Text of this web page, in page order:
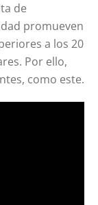
de
promueven
a los 20
Por ello,
como este.